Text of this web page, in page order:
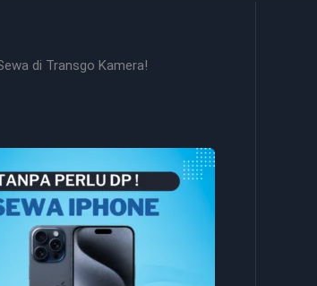
di Transgo Kamera!